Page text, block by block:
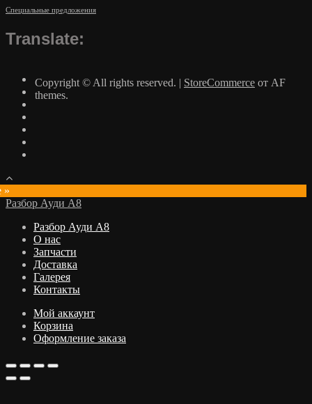
Специальные предложения
Translate:
Copyright © All rights reserved. | StoreCommerce от AF
themes.
»
Разбор Ауди А8
Разбор Ауди А8
О нас
Запчасти
Доставка
Галерея
Контакты
Мой аккаунт
Корзина
Оформление заказа